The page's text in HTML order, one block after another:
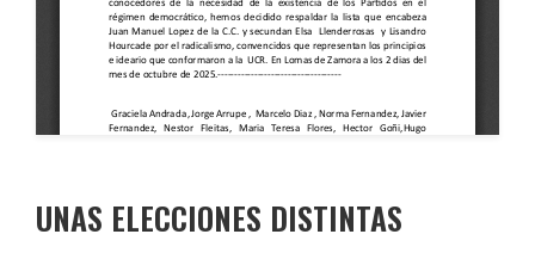
UNAS ELECCIONES DISTINTAS